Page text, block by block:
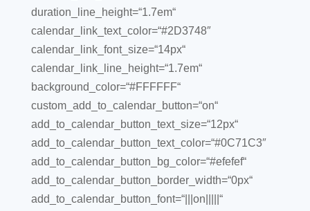
duration_line_height=“1.7em“
calendar_link_text_color=“#2D3748″
calendar_link_font_size=“14px“
calendar_link_line_height=“1.7em“
background_color=“#FFFFFF“
custom_add_to_calendar_button=“on“
add_to_calendar_button_text_size=“12px“
add_to_calendar_button_text_color=“#0C71C3″
add_to_calendar_button_bg_color=“#efefef“
add_to_calendar_button_border_width=“0px“
add_to_calendar_button_font=“|||on|||||“